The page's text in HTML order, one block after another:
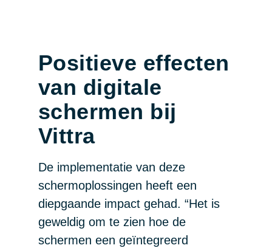
Positieve effecten
van digitale
schermen bij
Vittra
De implementatie van deze
schermoplossingen heeft een
diepgaande impact gehad. “Het is
geweldig om te zien hoe de
schermen een geïntegreerd